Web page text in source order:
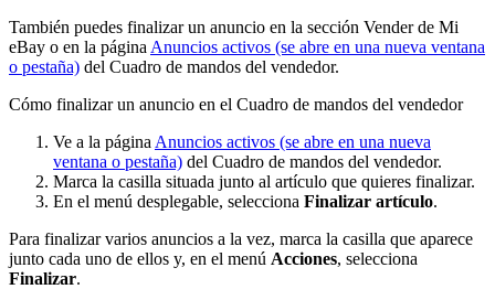
También puedes finalizar un anuncio en la sección Vender de Mi
eBay o en la página Anuncios activos (se abre en una nueva ventana
o pestaña) del Cuadro de mandos del vendedor.
Cómo finalizar un anuncio en el Cuadro de mandos del vendedor
Ve a la página Anuncios activos (se abre en una nueva
ventana o pestaña) del Cuadro de mandos del vendedor.
Marca la casilla situada junto al artículo que quieres finalizar.
En el menú desplegable, selecciona Finalizar artículo.
Para finalizar varios anuncios a la vez, marca la casilla que aparece
junto cada uno de ellos y, en el menú Acciones, selecciona
Finalizar.